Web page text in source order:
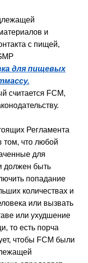
и
с пищей,
для пищевых
считается FCM,
Регламента
том, что любой
для
должен быть
попадание
количествах и
или вызвать
или ухудшение
то есть порча
чтобы FCM были